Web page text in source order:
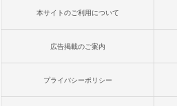
本サイトのご利用について
広告掲載のご案内
プライバシーポリシー